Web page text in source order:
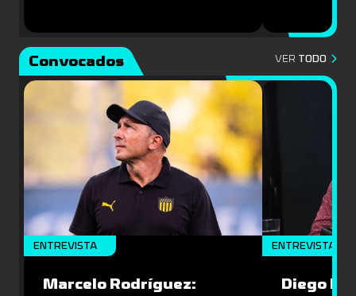
Convocados VER TODO
ENTREVISTA
Marcelo Rodríguez:
ENTREVISTA
Diego